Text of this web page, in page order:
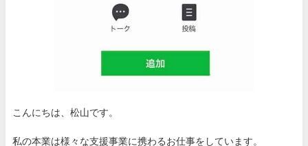
こんにちは、松山です。
私の本業は様々な支援事業に携わるお仕事をしています。